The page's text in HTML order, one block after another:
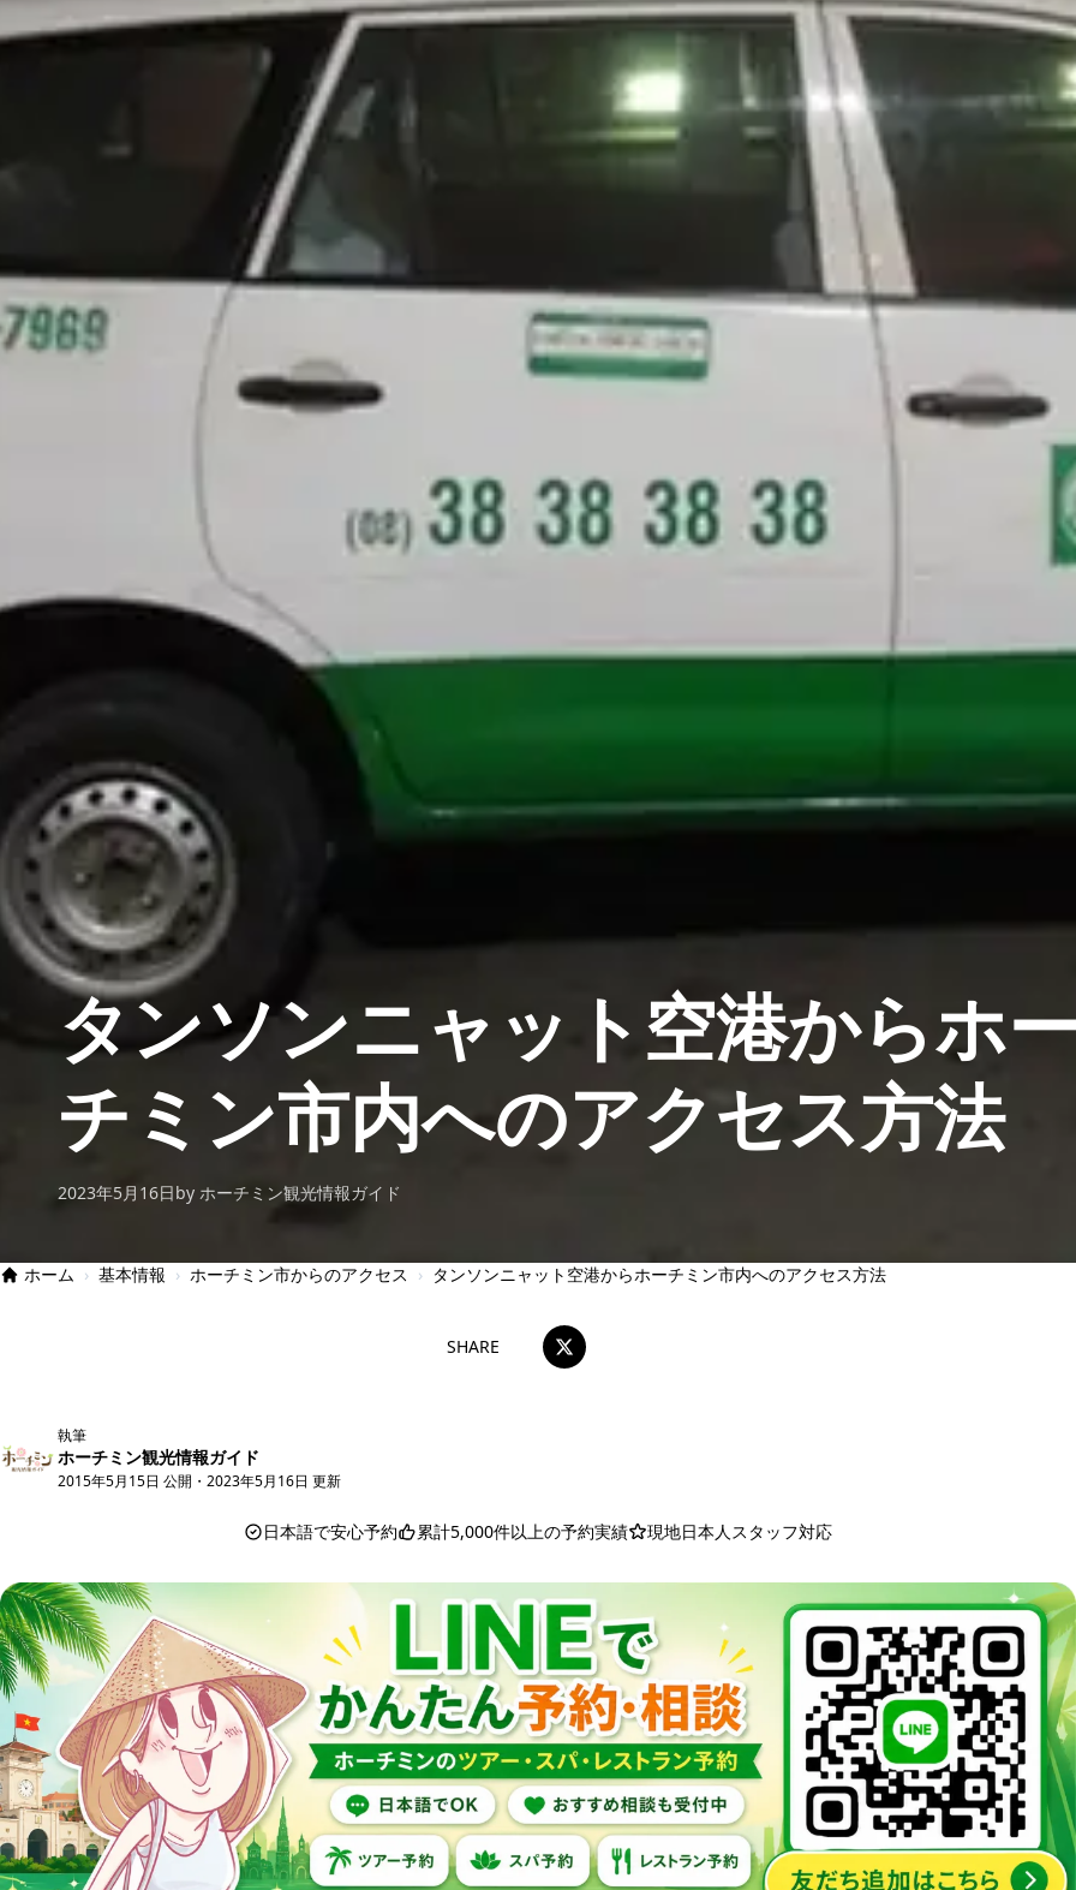
タンソンニャット空港からホ
チミン市内へのアクセス方法
2023年5月16日by ホーチミン観光情報ガイド
ホーム › 基本情報 › ホーチミン市からのアクセス › タンソンニャット空港からホーチミン市内へのアクセス方法
SHARE
執筆
ホーチミン観光情報ガイド
2015年5月15日 公開 ・ 2023年5月16日 更新
日本語で安心予約 累計5,000件以上の予約実績 現地日本人スタッフ対応